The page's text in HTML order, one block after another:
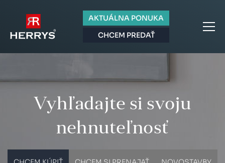
AKTUÁLNA PONUKA
CHCEM PREDAŤ
Vyhľadajte si svoju
nehnuteľnosť